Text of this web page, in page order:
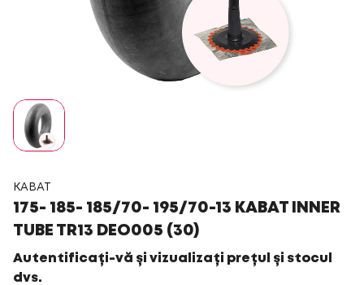
KABAT
175- 185- 185/70- 195/70-13 KABAT INNER
TUBE TR13 DEO005 (30)
Autentificați-vă și vizualizați prețul și stocul
dvs.